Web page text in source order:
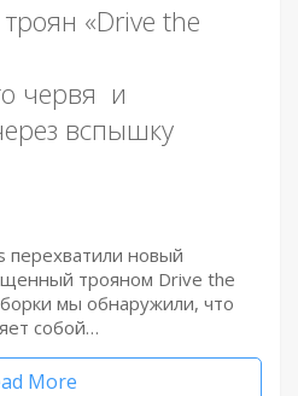
«Drive the
червя и
вспышку
перехватили новый
трояном Drive the
мы обнаружили, что
собой…
More